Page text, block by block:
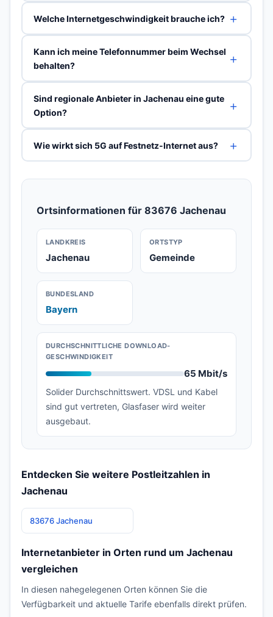
Welche Internetgeschwindigkeit brauche ich?
Kann ich meine Telefonnummer beim Wechsel
behalten?
Sind regionale Anbieter in Jachenau eine gute
Option?
Wie wirkt sich 5G auf Festnetz-Internet aus?
Ortsinformationen für 83676 Jachenau
LANDKREIS
Jachenau
ORTSTYP
Gemeinde
BUNDESLAND
Bayern
DURCHSCHNITTLICHE DOWNLOAD-
GESCHWINDIGKEIT
65 Mbit/s
Solider Durchschnittswert. VDSL und Kabel
sind gut vertreten, Glasfaser wird weiter
ausgebaut.
Entdecken Sie weitere Postleitzahlen in
Jachenau
83676 Jachenau
Internetanbieter in Orten rund um Jachenau
vergleichen
In diesen nahegelegenen Orten können Sie die
Verfügbarkeit und aktuelle Tarife ebenfalls direkt prüfen.